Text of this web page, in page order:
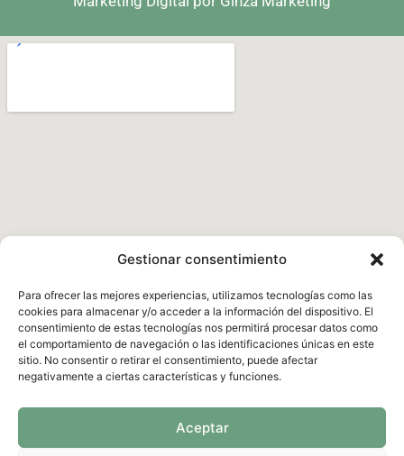
Gestionar consentimiento
Para ofrecer las mejores experiencias, utilizamos tecnologías como las
cookies para almacenar y/o acceder a la información del dispositivo. El
consentimiento de estas tecnologías nos permitirá procesar datos como
el comportamiento de navegación o las identificaciones únicas en este
sitio. No consentir o retirar el consentimiento, puede afectar
negativamente a ciertas características y funciones.
Aceptar